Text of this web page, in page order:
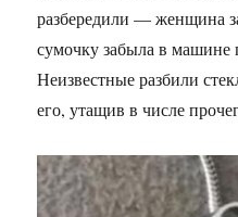
разбередили — женщина
сумочку забыла в машине
Неизвестные разбили
его, утащив в числе